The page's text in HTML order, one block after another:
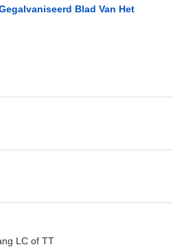
Blad Van Het
LC of TT